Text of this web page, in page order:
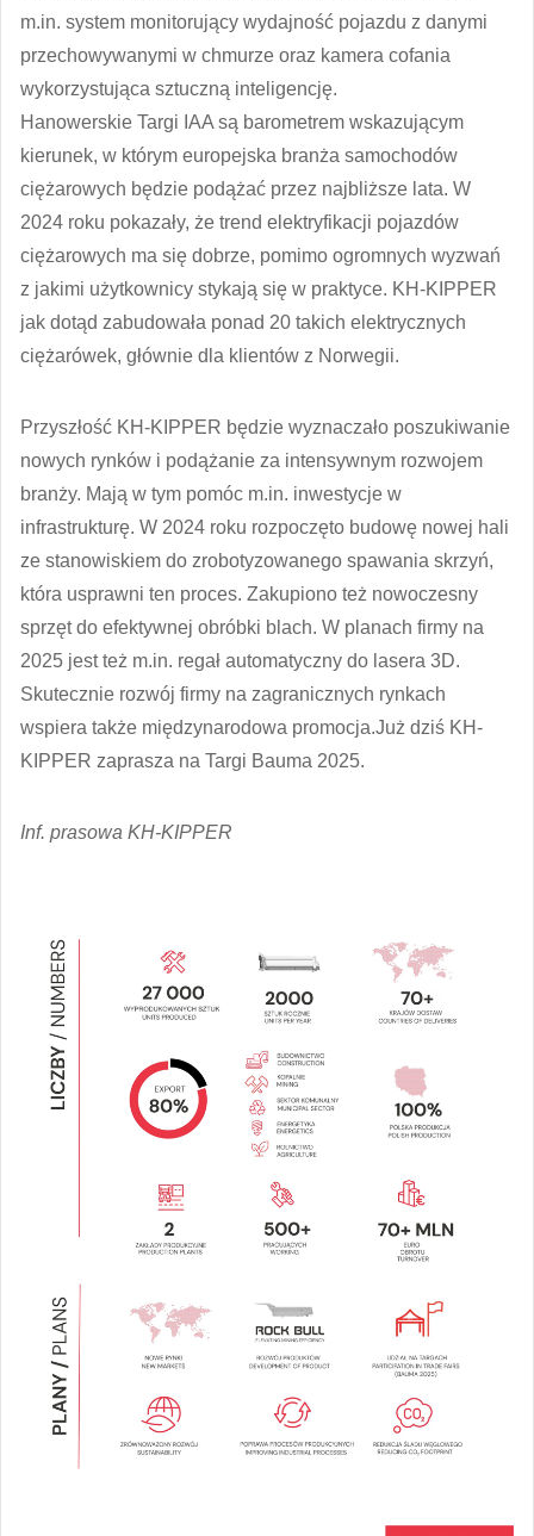
m.in. system monitorujący wydajność pojazdu z danymi
przechowywanymi w chmurze oraz kamera cofania
wykorzystująca sztuczną inteligencję.
Hanowerskie Targi IAA są barometrem wskazującym
kierunek, w którym europejska branża samochodów
ciężarowych będzie podążać przez najbliższe lata. W
2024 roku pokazały, że trend elektryfikacji pojazdów
ciężarowych ma się dobrze, pomimo ogromnych wyzwań
z jakimi użytkownicy stykają się w praktyce. KH-KIPPER
jak dotąd zabudowała ponad 20 takich elektrycznych
ciężarówek, głównie dla klientów z Norwegii.
Przyszłość KH-KIPPER będzie wyznaczało poszukiwanie
nowych rynków i podążanie za intensywnym rozwojem
branży. Mają w tym pomóc m.in. inwestycje w
infrastrukturę. W 2024 roku rozpoczęto budowę nowej hali
ze stanowiskiem do zrobotyzowanego spawania skrzyń,
która usprawni ten proces. Zakupiono też nowoczesny
sprzęt do efektywnej obróbki blach. W planach firmy na
2025 jest też m.in. regał automatyczny do lasera 3D.
Skutecznie rozwój firmy na zagranicznych rynkach
wspiera także międzynarodowa promocja.Już dziś KH-
KIPPER zaprasza na Targi Bauma 2025.
Inf. prasowa KH-KIPPER